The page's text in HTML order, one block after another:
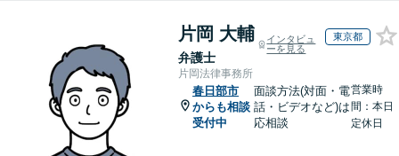
片岡 大輔
弁護士
インタビュ
ーを見る
東京都
片岡法律事務所
春日部市
からも相談
受付中
面談方法(対面・電
話・ビデオなど)は
応相談
営業時
間：本日
定休日